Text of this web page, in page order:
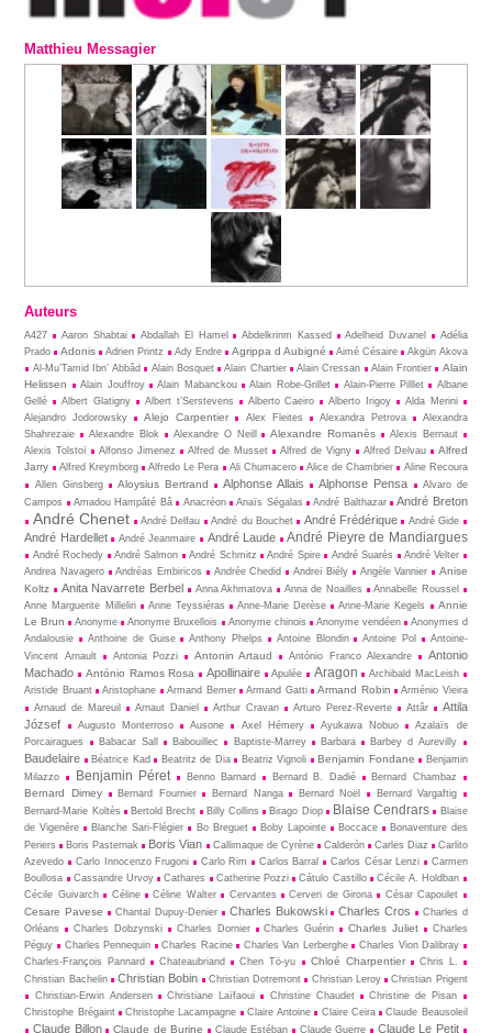
Matthieu Messagier
Auteurs
A427 Aaron Shabtai Abdallah El Hamel Abdelkrinm Kassed Adelheid Duvanel
Adélia
Prado
Adonis Adrien Printz Ady Endre Agrippa d Aubigné Aimé Césaire
Akgün Akova
Al-Mu’Tamid Ibn’ Abbâd
Alain Bosquet Alain Chartier Alain Cressan Alain Frontier
Alain
Helissen
Alain Jouffroy Alain Mabanckou Alain Robe-Grillet Alain-Pierre Pilllet
Albane
Gellé
Albert Glatigny Albert t’Serstevens Alberto Caeiro Alberto Irigoy
Alda Merini
Alejandro Jodorowsky
Alejo Carpentier Alex Fleites Alexandra Petrova
Alexandra
Shahrezaie
Alexandre Blok Alexandre O Neill Alexandre Romanès
Alexis Bernaut
Alexis Tolstoï
Alfonso Jimenez Alfred de Musset Alfred de Vigny Alfred Delvau
Alfred
Jarry
Alfred Kreymborg Alfredo Le Pera Ali Chumacero Alice de Chambrier
Aline Recoura
Allen Ginsberg
Aloysius Bertrand Alphonse Allais Alphonse Pensa
Alvaro de
Campos
Amadou Hampâté Bâ Anacréon Anaïs Ségalas André Balthazar André Breton
André Chenet André Delfau André du Bouchet André Frédérique André Gide
André Hardellet André Jeanmaire André Laude André Pieyre de Mandiargues
André Rochedy André Salmon André Schmitz André Spire André Suarès
André Velter
Andrea Navagero
Andréas Embiricos Andrée Chedid Andreï Biély Angèle Vannier
Anise
Koltz
Anita Navarrete Berbel Anna Akhmatova Anna de Noailles
Annabelle Roussel
Anne Marguerite Milleliri
Anne Teyssiéras Anne-Marie Derèse Anne-Marie Kegels
Annie
Le Brun
Anonyme Anonyme Bruxellois Anonyme chinois Anonyme vendéen
Anonymes d
Andalousie
Anthoine de Guise Anthony Phelps Antoine Blondin Antoine Pol
Antoine-
Vincent Arnault
Antonia Pozzi Antonin Artaud António Franco Alexandre
Antonio
Machado
António Ramos Rosa Apollinaire Apulée Aragon
Archibald MacLeish
Aristide Bruant
Aristophane Armand Bemer Armand Gatti Armand Robin
Arménio Vieira
Arnaud de Mareuil
Arnaut Daniel Arthur Cravan Arturo Perez-Reverte Attâr
Attila
József
Augusto Monterroso Ausone Axel Hémery Ayukawa Nobuo
Azalaïs de
Porcairagues
Babacar Sall Babouillec Baptiste-Marrey Barbara Barbey d Aurevilly
Baudelaire Béatrice Kad Beatritz de Dia Beatriz Vignoli Benjamin Fondane
Benjamin
Milazzo
Benjamin Péret Benno Barnard Bernard B. Dadié Bernard Chambaz
Bernard Dimey Bernard Fournier Bernard Nanga Bernard Noël
Bernard Vargaftig
Bernard-Marie Koltès
Bertold Brecht Billy Collins Birago Diop Blaise Cendrars
Blaise
de Vigenère
Blanche Sari-Flégier Bo Breguet Boby Lapointe Boccace
Bonaventure des
Periers
Boris Pasternak Boris Vian Callimaque de Cyrène Cal­derón Carles Diaz
Carlito
Azevedo
Carlo Innocenzo Frugoni Carlo Rim Carlos Barral Carlos César Lenzi
Carmen
Boullosa
Cassandre Urvoy Cathares Catherine Pozzi Cátulo Castillo
Cécile A. Holdban
Cécile Guivarch
Céline Céline Walter Cervantes Cerveri de Girona César Capoulet
Cesare Pavese Chantal Dupuy-Denier Charles Bukowski Charles Cros
Charles d
Orléans
Charles Dobzynski Charles Dornier Charles Guérin Charles Juliet
Charles
Péguy
Charles Pennequin Charles Racine Charles Van Lerberghe
Charles Vion Dalibray
Charles-François Pannard
Chateaubriand Chen Tö-yu Chloé Charpentier
Chris L.
Christian Bachelin
Christian Bobin Christian Dotremont Christian Leroy
Christian Prigent
Christian-Erwin Andersen
Christiane Laïfaoui Christine Chaudet
Christine de Pisan
Christophe Brégaint
Christophe Lacampagne Claire Antoine Claire Ceira Claude Beausoleil
Claude Billon Claude de Burine Claude Estéban Claude Guerre Claude Le Petit